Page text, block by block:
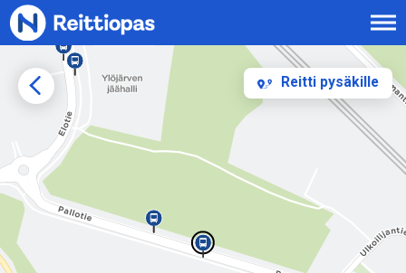
Siirry sisältöön
Reitti pysäkille